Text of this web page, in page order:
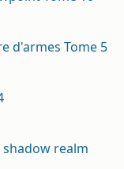
d'armes Tome 5
realm